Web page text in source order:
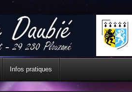
Infos pratiques